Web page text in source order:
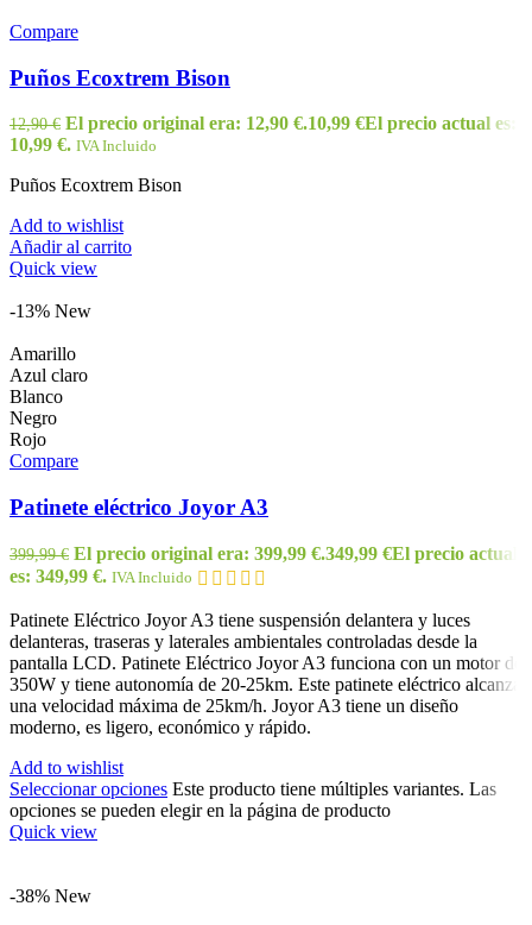
Compare
Puños Ecoxtrem Bison
12,90€ El precio original era: 12,90 €.10,99 €El precio actual es:
10,99 €. IVA Incluido
Puños Ecoxtrem Bison
Add to wishlist
Añadir al carrito
Quick view
-13% New
Amarillo
Azul claro
Blanco
Negro
Rojo
Compare
Patinete eléctrico Joyor A3
399,99€ El precio original era: 399,99 €.349,99 €El precio actual
es: 349,99 €. IVA Incluido
Patinete Eléctrico Joyor A3 tiene suspensión delantera y luces
delanteras, traseras y laterales ambientales controladas desde la
pantalla LCD. Patinete Eléctrico Joyor A3 funciona con un motor de
350W y tiene autonomía de 20-25km. Este patinete eléctrico alcanza
una velocidad máxima de 25km/h. Joyor A3 tiene un diseño
moderno, es ligero, económico y rápido.
Add to wishlist
Seleccionar opciones Este producto tiene múltiples variantes. Las
opciones se pueden elegir en la página de producto
Quick view
-38% New